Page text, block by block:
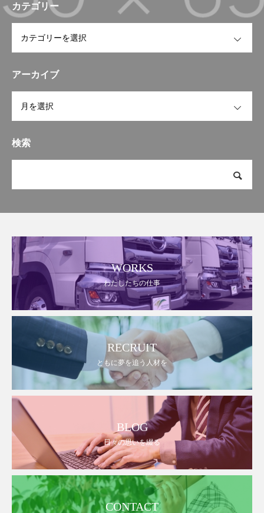
カテゴリー
アーカイブ
検索
WORKS
わたしたちの仕事
RECRUIT
ともに夢を追う人材を
BLOG
日々の思いを綴る
CONTACT